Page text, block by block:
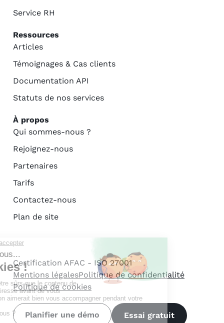
Service RH
Ressources
Articles
Témoignages & Cas clients
Documentation API
Statuts de nos services
À propos
Qui sommes-nous ?
Rejoignez-nous
Partenaires
Tarifs
Contactez-nous
Plan de site
Certification AFAC - ISO 27001
Mentions légalesPolitique de confidentialité
Politique de cookies
Planifier une démo Essai gratuit